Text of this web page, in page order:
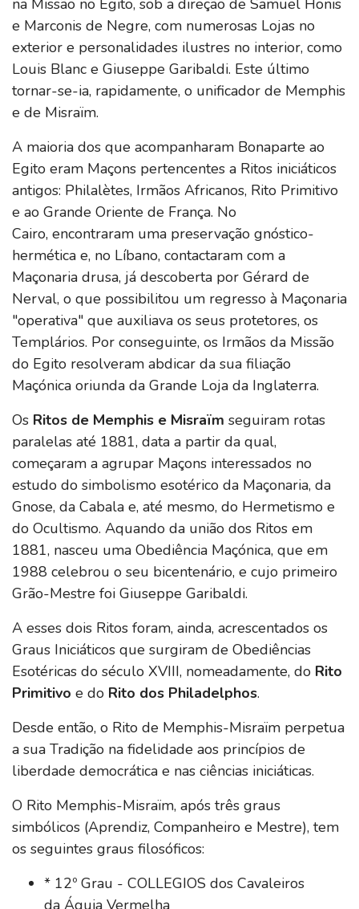
na Missão no Egito, sob a direção de Samuel Honis
e Marconis de Negre, com numerosas Lojas no
exterior e personalidades ilustres no interior, como
Louis Blanc e Giuseppe Garibaldi. Este último
tornar-se-ia, rapidamente, o unificador de Memphis
e de Misraïm.
A maioria dos que acompanharam Bonaparte ao
Egito eram Maçons pertencentes a Ritos iniciáticos
antigos: Philalètes, Irmãos Africanos, Rito Primitivo
e ao Grande Oriente de França. No
Cairo, encontraram uma preservação gnóstico-
hermética e, no Líbano, contactaram com a
Maçonaria drusa, já descoberta por Gérard de
Nerval, o que possibilitou um regresso à Maçonaria
"operativa" que auxiliava os seus protetores, os
Templários. Por conseguinte, os Irmãos da Missão
do Egito resolveram abdicar da sua filiação
Maçónica oriunda da Grande Loja da Inglaterra.
Os Ritos de Memphis e Misraïm seguiram rotas
paralelas até 1881, data a partir da qual,
começaram a agrupar Maçons interessados no
estudo do simbolismo esotérico da Maçonaria, da
Gnose, da Cabala e, até mesmo, do Hermetismo e
do Ocultismo. Aquando da união dos Ritos em
1881, nasceu uma Obediência Maçónica, que em
1988 celebrou o seu bicentenário, e cujo primeiro
Grão-Mestre foi Giuseppe Garibaldi.
A esses dois Ritos foram, ainda, acrescentados os
Graus Iniciáticos que surgiram de Obediências
Esotéricas do século XVIII, nomeadamente, do Rito
Primitivo e do Rito dos Philadelphos.
Desde então, o Rito de Memphis-Misraïm perpetua
a sua Tradição na fidelidade aos princípios de
liberdade democrática e nas ciências iniciáticas.
O Rito Memphis-Misraïm, após três graus
simbólicos (Aprendiz, Companheiro e Mestre), tem
os seguintes graus filosóficos:
* 12º Grau - COLLEGIOS dos Cavaleiros
da Águia Vermelha